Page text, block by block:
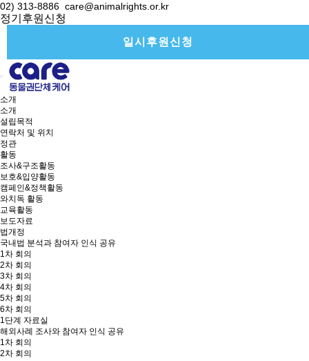
02) 313-8886 care@animalrights.or.kr
정기후원신청
일시후원신청
소개
소개
설립목적
연락처 및 위치
정관
활동
조사&구조활동
보호&입양활동
캠페인&정책활동
와치독 활동
교육활동
보도자료
법개정
국내법 분석과 참여자 인식 공유
1차 회의
2차 회의
3차 회의
4차 회의
5차 회의
6차 회의
1단계 자료실
해외사례 조사와 참여자 인식 공유
1차 회의
2차 회의